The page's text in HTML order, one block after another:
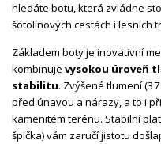
hledáte botu, která zvládne
šotolinových cestách i lesních
Základem boty je inovativní
kombinuje vysokou úroveň
stabilitu. Zvýšené tlumení
před únavou a nárazy, a to i
kamenitém terénu. Stabilní
špička) vám zaručí jistotu